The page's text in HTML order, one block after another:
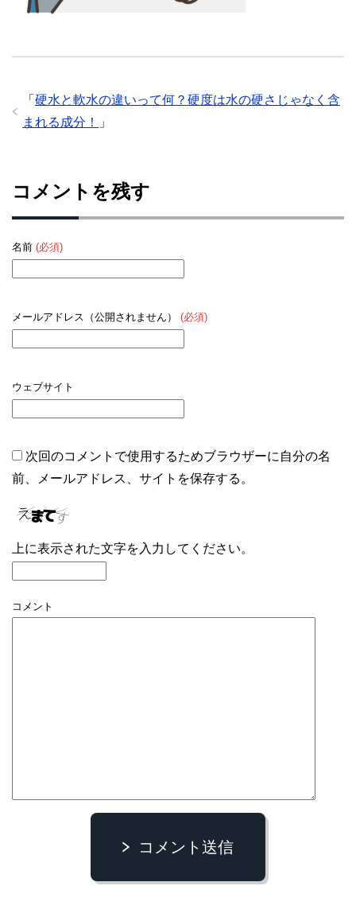
「 硬水と軟水の違いって何？硬度は水の硬さじゃなく含
まれる成分！
」
コメントを残す
名前 (必須)
メールアドレス（公開されません） (必須)
ウェブサイト
次回のコメントで使用するためブラウザーに自分の名
前、メールアドレス、サイトを保存する。
上に表示された文字を入力してください。
コメント
コメント送信